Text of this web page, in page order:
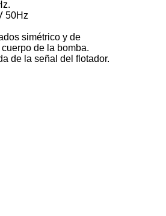
50Hz
simétrico y de
de la bomba.
de la señal del flotador.